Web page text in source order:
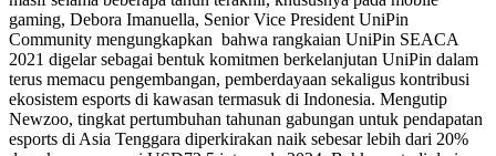
gaming, Debora Imanuella, Senior Vice President UniPin
Community mengungkapkan bahwa rangkaian UniPin SEACA
2021 digelar sebagai bentuk komitmen berkelanjutan UniPin dalam
terus memacu pengembangan, pemberdayaan sekaligus kontribusi
ekosistem esports di kawasan termasuk di Indonesia. Mengutip
Newzoo, tingkat pertumbuhan tahunan gabungan untuk pendapatan
esports di Asia Tenggara diperkirakan naik sebesar lebih dari 20%